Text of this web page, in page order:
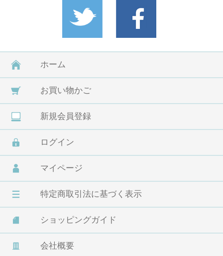
ホーム
お買い物かご
新規会員登録
ログイン
マイページ
特定商取引法に基づく表示
ショッピングガイド
会社概要